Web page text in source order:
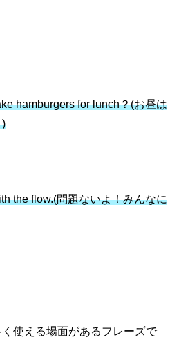
hamburgers for lunch？(お昼は
the flow.(問題ないよ！みんなに
使える場面があるフレーズで